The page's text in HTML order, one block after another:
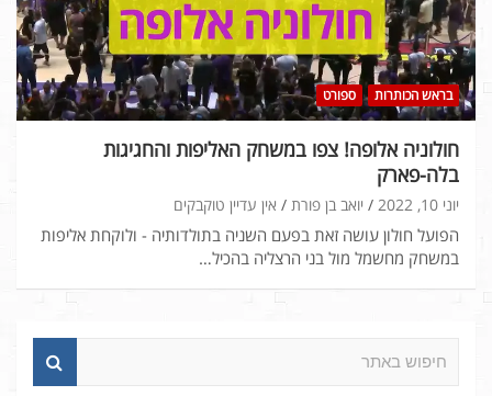
בראש הכותרות ספורט
חולוניה אלופה! צפו במשחק האליפות והחגיגות
בלה-פארק
יוני 10, 2022 יואב בן פורת אין עדיין טוקבקים
הפועל חולון עושה זאת בפעם השניה בתולדותיה - ולוקחת אליפות
במשחק מחשמל מול בני הרצליה בהכיל…